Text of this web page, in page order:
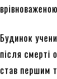
Будинок
після смерті
став першим